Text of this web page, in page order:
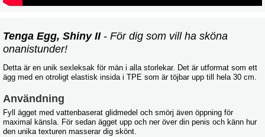
Tenga Egg, Shiny II- För dig som vill ha sköna
onanistunder!
Detta är en unik sexleksak för män i alla storlekar. Det är utformat som ett
ägg med en otroligt elastisk insida i TPE som är töjbar upp till hela 30 cm.
Användning
Fyll ägget med vattenbaserat glidmedel och smörj även öppning för
maximal känsla. För sedan ägget upp och ner över din penis och känn hur
den unika texturen masserar dig skönt.